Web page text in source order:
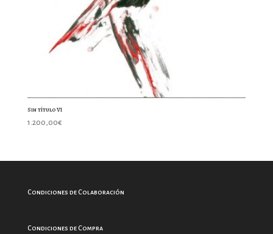
Sin título VI
1.200,00€
Condiciones de Colaboración
Condiciones de Compra